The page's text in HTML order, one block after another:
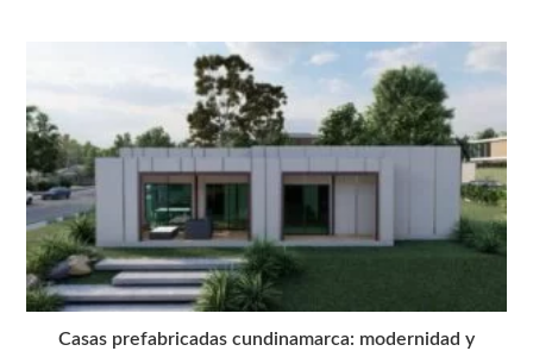
Casas prefabricadas cundinamarca: modernidad y